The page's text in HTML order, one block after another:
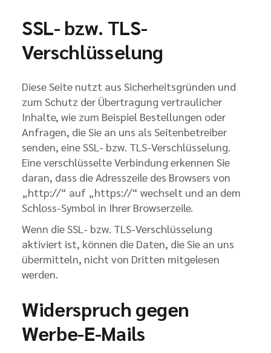
SSL- bzw. TLS-
Verschlüsselung
Diese Seite nutzt aus Sicherheitsgründen und
zum Schutz der Übertragung vertraulicher
Inhalte, wie zum Beispiel Bestellungen oder
Anfragen, die Sie an uns als Seitenbetreiber
senden, eine SSL- bzw. TLS-Verschlüsselung.
Eine verschlüsselte Verbindung erkennen Sie
daran, dass die Adresszeile des Browsers von
„http://“ auf „https://“ wechselt und an dem
Schloss-Symbol in Ihrer Browserzeile.
Wenn die SSL- bzw. TLS-Verschlüsselung
aktiviert ist, können die Daten, die Sie an uns
übermitteln, nicht von Dritten mitgelesen
werden.
Widerspruch gegen
Werbe-E-Mails